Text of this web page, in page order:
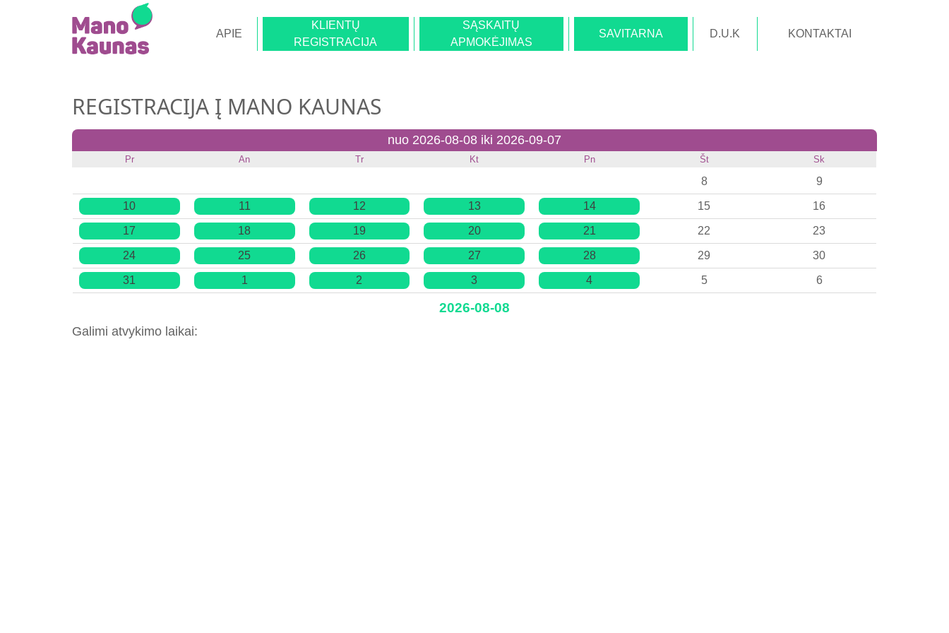
APIE
KLIENTŲ
REGISTRACIJA
SĄSKAITŲ
APMOKĖJIMAS
SAVITARNA D.U.K KONTAKTAI
REGISTRACIJA Į MANO KAUNAS
nuo 2026-08-08 iki 2026-09-07
Pr An Tr Kt Pn Št Sk
8 9
10 11 12 13 14 15 16
17 18 19 20 21 22 23
24 25 26 27 28 29 30
31 1 2 3 4 5 6
2026-08-08
Galimi atvykimo laikai: